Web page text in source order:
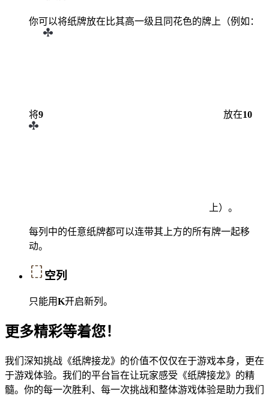
你可以将纸牌放在比其高一级且同花色的牌上（例如：
将9 放在10
上）。
每列中的任意纸牌都可以连带其上方的所有牌一起移
动。
空列
只能用K开启新列。
更多精彩等着您！
我们深知挑战《纸牌接龙》的价值不仅仅在于游戏本身，更在
于游戏体验。我们的平台旨在让玩家感受《纸牌接龙》的精
髓。你的每一次胜利、每一次挑战和整体游戏体验是助力我们